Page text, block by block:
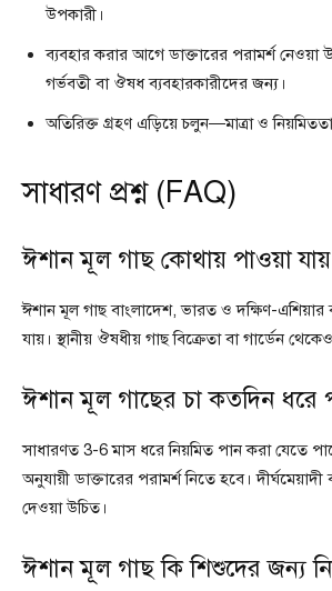
উপকারী।
ব্যবহার করার আগে ডাক্তারের পরামর্শ নেওয়া
গর্ভবতী বা ঔষধ ব্যবহারকারীদের জন্য।
অতিরিক্ত গ্রহণ এড়িয়ে চলুন—মাত্রা ও
সাধারণ প্রশ্ন (FAQ)
ঈশান মূল গাছ কোথায় পাওয়া
ঈশান মূল গাছ বাংলাদেশ, ভারত ও দক্ষিণ-এশিয়ার
যায়। স্থানীয় ঔষধীয় গাছ বিক্রেতা বা গার্ডেন
ঈশান মূল গাছের চা কতদিন ধরে
সাধারণত 3-6 মাস ধরে নিয়মিত পান করা যেতে
অনুযায়ী ডাক্তারের পরামর্শ নিতে হবে।
দেওয়া উচিত।
ঈশান মূল গাছ কি শিশুদের জন্য